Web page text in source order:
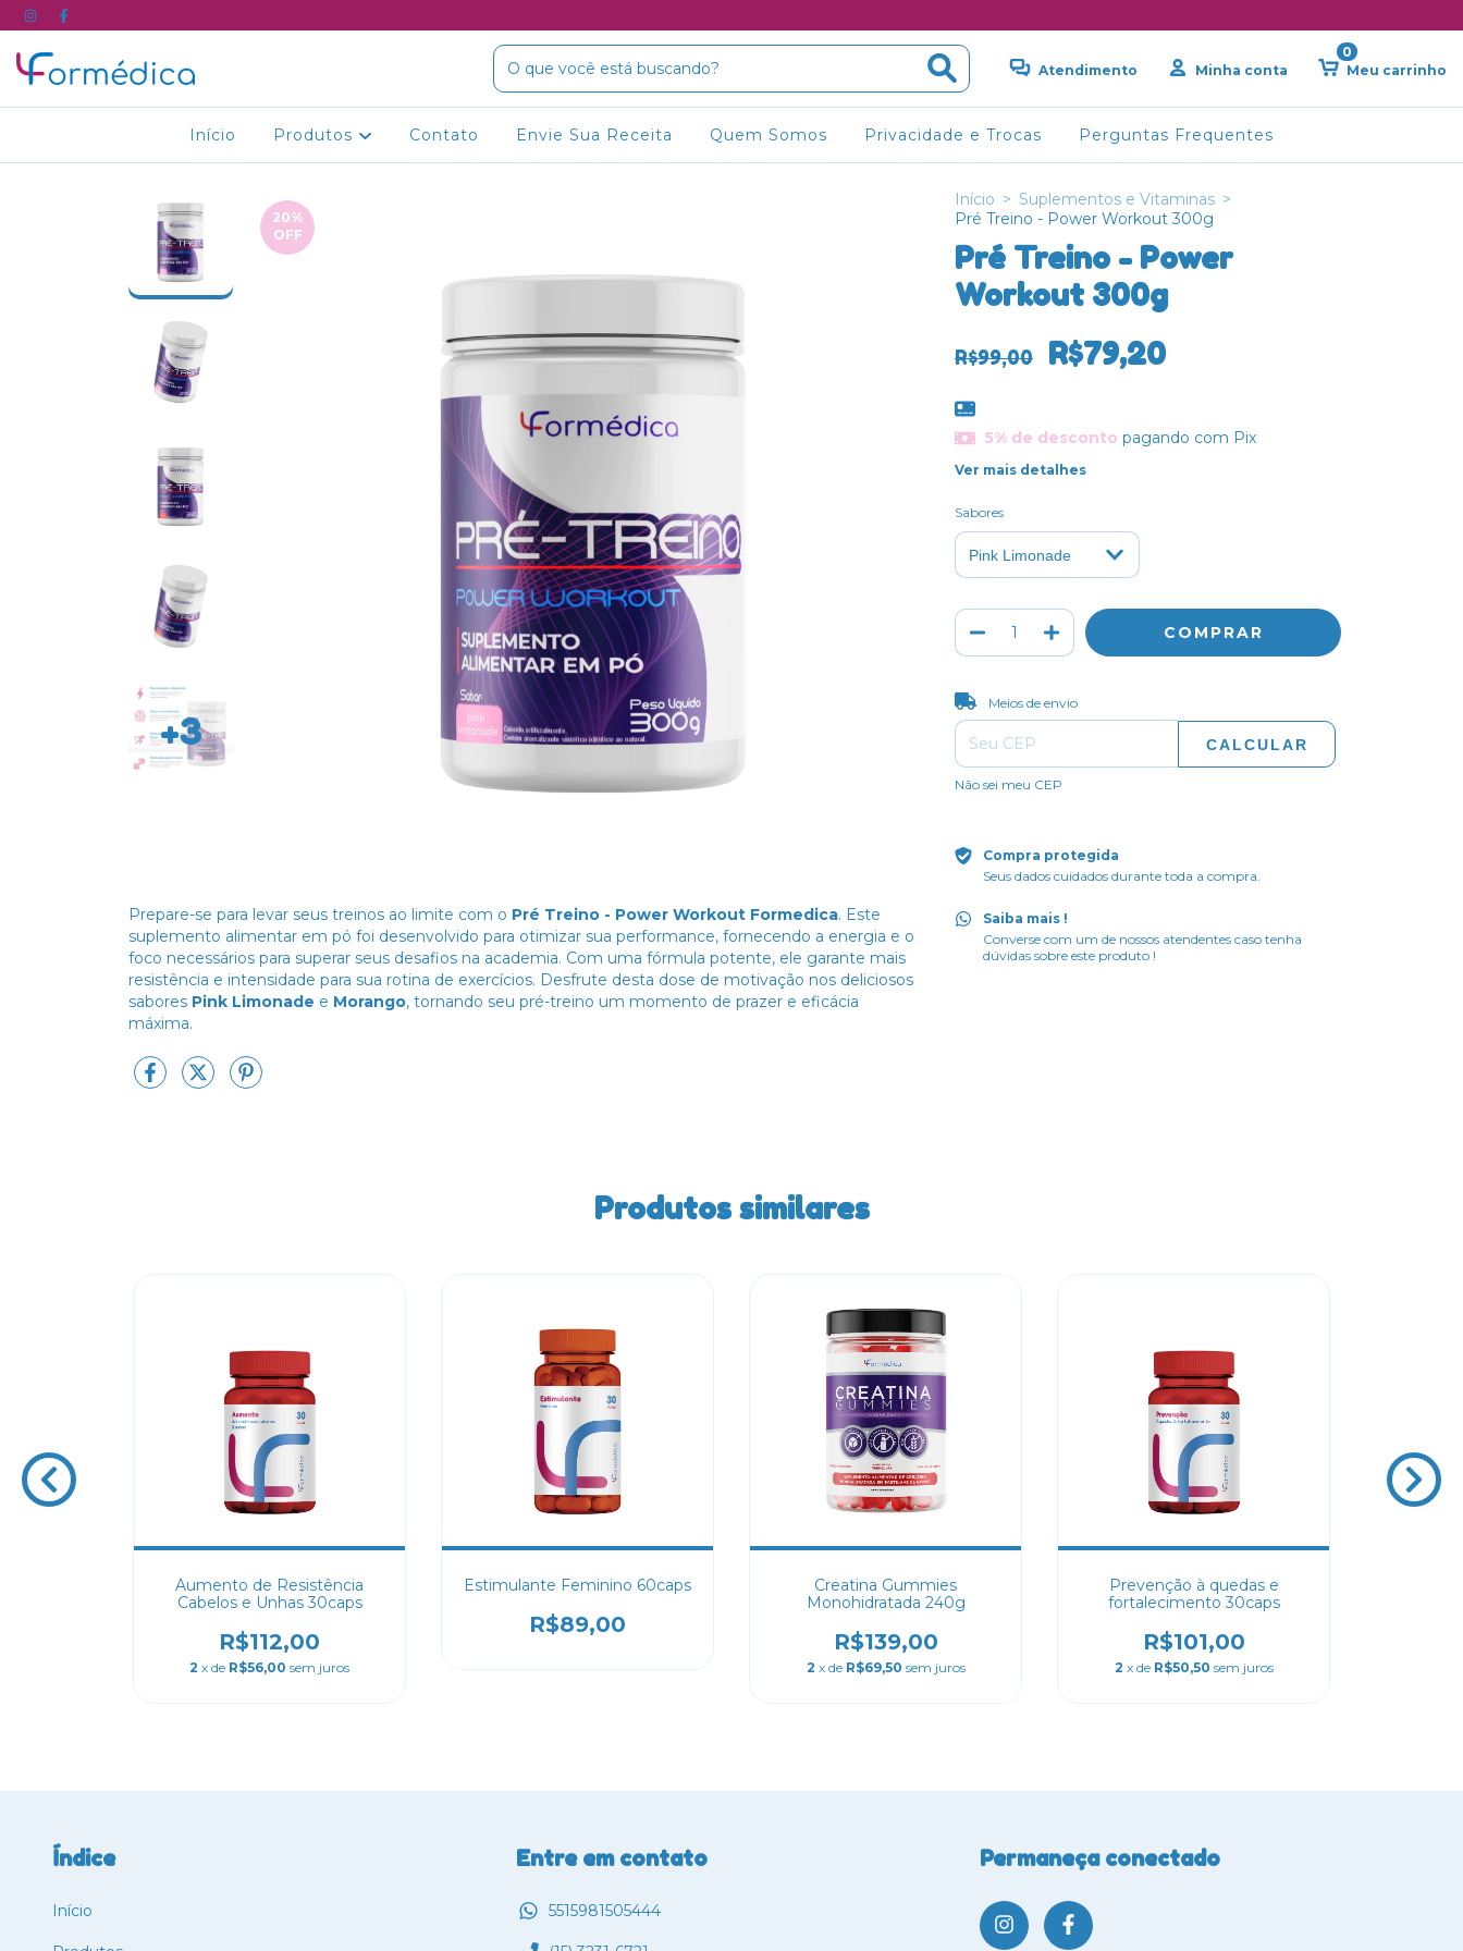
Atendimento Minha conta Meu carrinho
0
Início Produtos Contato Envie Sua Receita Quem Somos Privacidade e Trocas Perguntas Frequentes
+3
20%
OFF
Prepare-se para levar seus treinos ao limite com o Pré Treino - Power Workout Formedica. Este
suplemento alimentar em pó foi desenvolvido para otimizar sua performance, fornecendo a energia e o
foco necessários para superar seus desafios na academia. Com uma fórmula potente, ele garante mais
resistência e intensidade para sua rotina de exercícios. Desfrute desta dose de motivação nos deliciosos
sabores Pink Limonade e Morango, tornando seu pré-treino um momento de prazer e eficácia
máxima.
Início > Suplementos e Vitaminas >
Pré Treino - Power Workout 300g
Pré Treino - Power
Workout 300g
R$99,00 R$79,20
5% de desconto pagando com Pix
Ver mais detalhes
Sabores
Entregas para o CEP:
Meios de envio
CALCULAR
Não sei meu CEP
Compra protegida
Seus dados cuidados durante toda a compra.
Saiba mais !
Converse com um de nossos atendentes caso tenha
dúvidas sobre este produto !
Produtos similares
Aumento de Resistência
Cabelos e Unhas 30caps
R$112,00
2 x de R$56,00 sem juros
Estimulante Feminino 60caps
R$89,00
Creatina Gummies
Monohidratada 240g
R$139,00
2 x de R$69,50 sem juros
Prevenção à quedas e
fortalecimento 30caps
R$101,00
2 x de R$50,50 sem juros
Índice
Início
Entre em contato
5515981505444
Permaneça conectado